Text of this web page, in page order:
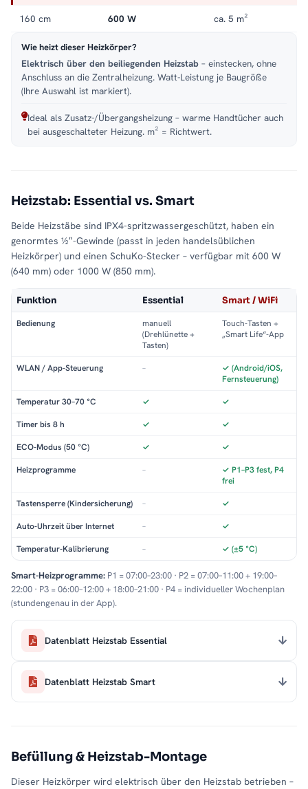
160 cm 600 W ca. 5 m²
Wie heizt dieser Heizkörper?
Elektrisch über den beiliegenden Heizstab – einstecken, ohne
Anschluss an die Zentralheizung. Watt-Leistung je Baugröße
(Ihre Auswahl ist markiert).
Ideal als Zusatz-/Übergangsheizung – warme Handtücher auch
bei ausgeschalteter Heizung. m² = Richtwert.
Heizstab: Essential vs. Smart
Beide Heizstäbe sind IPX4-spritzwassergeschützt, haben ein
genormtes ½″-Gewinde (passt in jeden handelsüblichen
Heizkörper) und einen SchuKo-Stecker – verfügbar mit 600 W
(640 mm) oder 1000 W (850 mm).
Funktion Essential Smart / WiFi
Bedienung
manuell
(Drehlünette +
Tasten)
Touch-Tasten +
„Smart Life“-App
WLAN / App-Steuerung –
✓ (Android/iOS,
Fernsteuerung)
Temperatur 30–70 °C ✓ ✓
Timer bis 8 h ✓ ✓
ECO-Modus (50 °C) ✓ ✓
Heizprogramme –
✓ P1–P3 fest, P4
frei
Tastensperre (Kindersicherung) – ✓
Auto-Uhrzeit über Internet – ✓
Temperatur-Kalibrierung – ✓ (±5 °C)
Smart-Heizprogramme: P1 = 07:00–23:00 · P2 = 07:00–11:00 + 19:00–
22:00 · P3 = 06:00–12:00 + 18:00–21:00 · P4 = individueller Wochenplan
(stundengenau in der App).
Datenblatt Heizstab Essential
Datenblatt Heizstab Smart
Befüllung & Heizstab-Montage
Dieser Heizkörper wird elektrisch über den Heizstab betrieben –